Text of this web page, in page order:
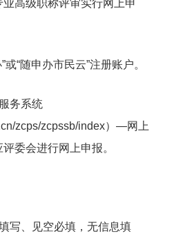
高级职称评审实行网上申
“随申办市民云”注册账户。
务系统
zcps/zcpssb/index）—网上
委会进行网上申报。
、见空必填，无信息填